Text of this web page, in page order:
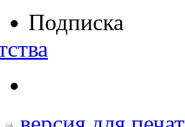
Подписка